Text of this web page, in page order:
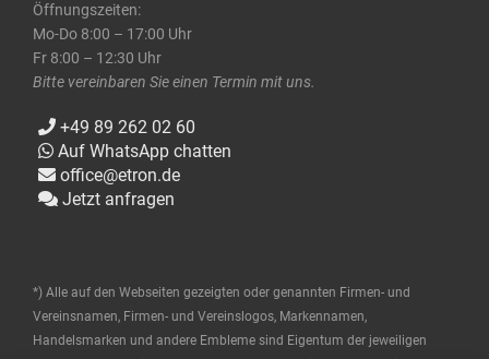
Öffnungszeiten:
Mo-Do 8:00 – 17:00 Uhr
Fr 8:00 – 12:30 Uhr
Bitte vereinbaren Sie einen Termin mit uns.
+49 89 262 02 60
Auf WhatsApp chatten
office@etron.de
Jetzt anfragen
*) Alle auf den Webseiten gezeigten oder genannten Firmen- und
Vereinsnamen, Firmen- und Vereinslogos, Markennamen,
Handelsmarken und andere Embleme sind Eigentum der jeweiligen